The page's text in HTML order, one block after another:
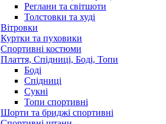
Реглани та світшоти
Толстовки та худі
Вітровки
Куртки та пуховики
Спортивні костюми
Плаття, Спідниці, Боді, Топи
Боді
Спідниці
Сукні
Топи спортивні
Шорти та бриджі спортивні